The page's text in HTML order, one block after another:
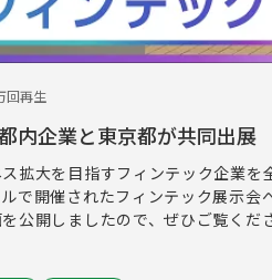
回再生
内企業と東京都が共同出展
拡大を目指すフィンテック企業を
で開催されたフィンテック展示会
公開しましたので、ぜひご覧くだ